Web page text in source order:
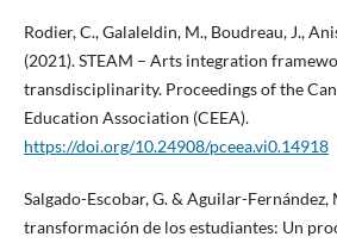
Rodier, C., Galaleldin, M., Boudreau, J.,
(2021). STEAM – Arts integration
transdisciplinarity. Proceedings of the
Education Association (CEEA).
https://doi.org/10.24908/pceea.vi0.14918
Salgado-Escobar, G. & Aguilar-Fernández,
transformación de los estudiantes: Un